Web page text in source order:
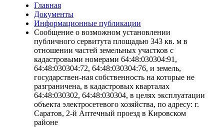
Главная
Документы
Информационные публикации
Сообщение о возможном установлении
публичного сервитута площадью 343 кв. м в
отношении частей земельных участков с
кадастровыми номерами 64:48:030304:91,
64:48:030304:72, 64:48:030304:76, и земель,
государствен-ная собственность на которые не
разграничена, в кадастровых кварталах
64:48:030302, 64:48:030304, в целях эксплуатации
объекта электросетевого хозяйства, по адресу: г.
Саратов, 2-й Аптечный проезд в Кировском
районе